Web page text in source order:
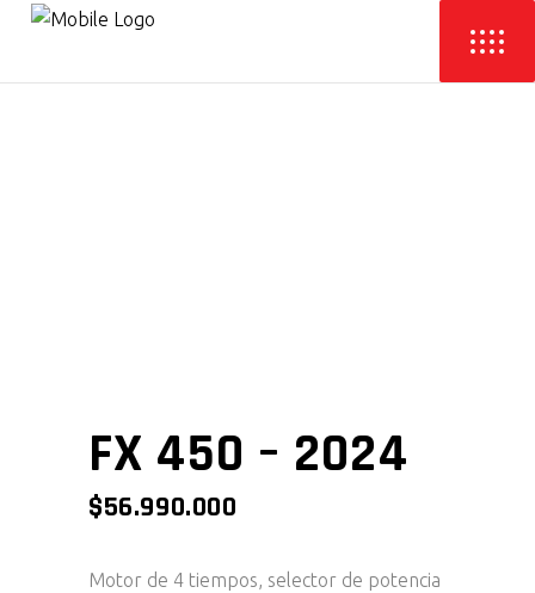
FX 450 – 2024
$56.990.000
Motor de 4 tiempos, selector de potencia